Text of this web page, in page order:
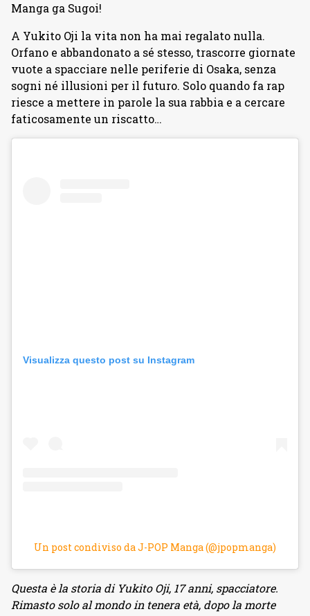
Manga ga Sugoi!
A Yukito Oji la vita non ha mai regalato nulla.
Orfano e abbandonato a sé stesso, trascorre giornate
vuote a spacciare nelle periferie di Osaka, senza
sogni né illusioni per il futuro. Solo quando fa rap
riesce a mettere in parole la sua rabbia e a cercare
faticosamente un riscatto…
Visualizza questo post su Instagram
Un post condiviso da J-POP Manga (@jpopmanga)
Questa è la storia di Yukito Oji, 17 anni, spacciatore.
Rimasto solo al mondo in tenera età, dopo la morte